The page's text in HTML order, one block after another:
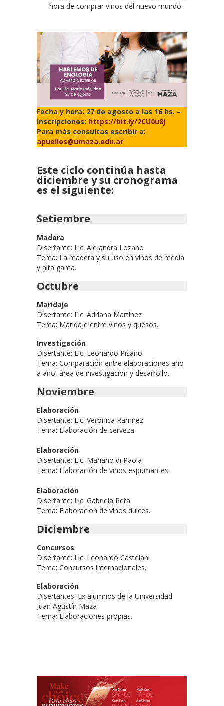
hora de comprar vinos del nuevo mundo.
Fecha y hora: 27 de agosto a las 16 hs. –
Inscripciones: https://bit.ly/2CU0u8j
Para más consultas escribir a:
apuelles@umaza.edu.ar
Este ciclo continúa hasta
diciembre y su cronograma
es el siguiente:
Setiembre
Madera
Disertante: Lic. Alejandra Lozano
Tema: La madera y su uso en vinos de media
y alta gama.
Octubre
Maridaje
Disertante: Lic. Adriana Martínez
Tema: Maridaje entre vinos y quesos.
Investigación
Disertante: Lic. Leonardo Pisano
Tema: Comparación entre elaboraciones año
a año, área de investigación y desarrollo.
Noviembre
Elaboración
Disertante: Lic. Verónica Ramírez
Tema: Elaboración de cerveza.
Elaboración
Disertante: Lic. Mariano di Paola
Tema: Elaboración de vinos espumantes.
Elaboración
Disertante: Lic. Gabriela Reta
Tema: Elaboración de vinos dulces.
Diciembre
Concursos
Disertante: Lic. Leonardo Castelani
Tema: Concursos internacionales.
Elaboración
Disertantes: Ex alumnos de la Universidad
Juan Agustín Maza
Tema: Elaboraciones propias.